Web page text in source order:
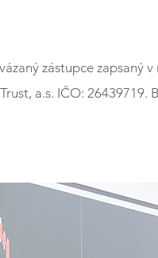
zástupce zapsaný
a.s. IČO: 26439719.